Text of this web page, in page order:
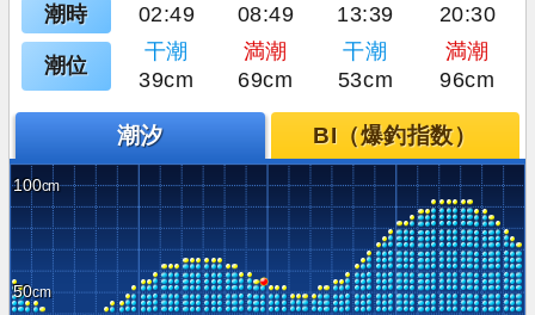
潮時 02:49 08:49 13:39 20:30
潮位
干潮 満潮 干潮
満潮
39cm
69cm 53cm 96cm
潮汐 BI（爆釣指数）
100
50